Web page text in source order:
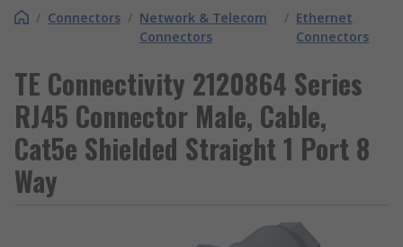
/ Connectors / Network & Telecom
Connectors
/ Ethernet
Connectors
TE Connectivity 2120864 Series
RJ45 Connector Male, Cable,
Cat5e Shielded Straight 1 Port 8
Way